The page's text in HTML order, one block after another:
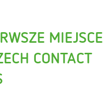
MIEJSCE
CONTACT